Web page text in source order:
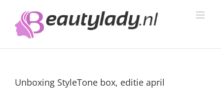
inhoud
Unboxing StyleTone box, editie april